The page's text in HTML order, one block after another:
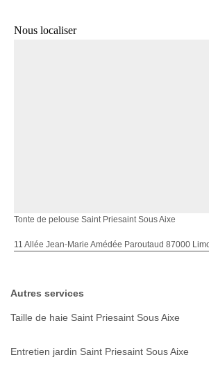
Nous localiser
Tonte de pelouse Saint Priesaint Sous Aixe
11 Allée Jean-Marie Amédée Paroutaud 87000
Autres services
Taille de haie Saint Priesaint Sous Aixe
Entretien jardin Saint Priesaint Sous Aixe